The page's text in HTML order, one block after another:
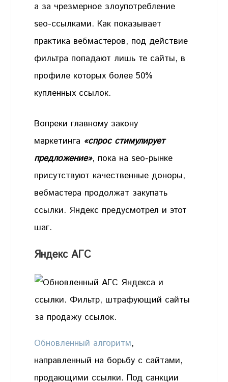
а за чрезмерное злоупотребление
seo-ссылками. Как показывает
практика вебмастеров, под действие
фильтра попадают лишь те сайты, в
профиле которых более 50%
купленных ссылок.
Вопреки главному закону
маркетинга «спрос стимулирует
предложение», пока на seo-рынке
присутствуют качественные доноры,
вебмастера продолжат закупать
ссылки. Яндекс предусмотрел и этот
шаг.
Яндекс АГС
Обновленный алгоритм,
направленный на борьбу с сайтами,
продающими ссылки. Под санкции